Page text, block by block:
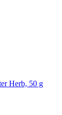
Herb, 50 g